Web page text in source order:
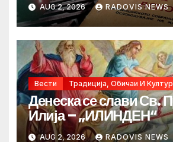
AUG 2, 2026 RADOVIS NEWS
Вести Традиција, Обичаи И
Денеска се слави Св.
Илија – „ИЛИНДЕН“
AUG 2, 2026 RADOVIS NEWS